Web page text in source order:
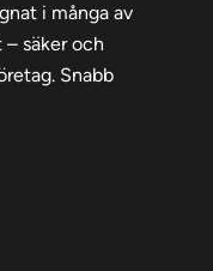
i många av
– säker och
Snabb